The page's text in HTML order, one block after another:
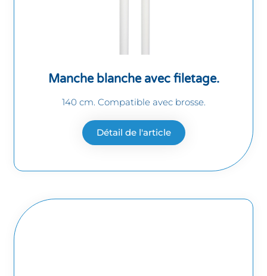
Manche blanche avec filetage.
140 cm. Compatible avec brosse.
Détail de l'article